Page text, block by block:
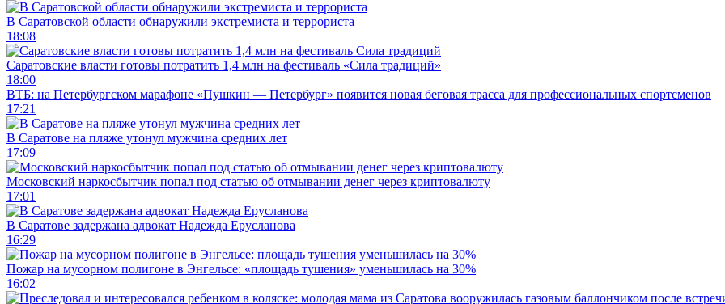
В Саратовской области обнаружили экстремиста и террориста
18:08
Саратовские власти готовы потратить 1,4 млн на фестиваль «Сила традиций»
18:00
ВТБ: на Петербургском марафоне «Пушкин — Петербург» появится новая беговая трасса для профессиональных спортсменов
17:21
В Саратове на пляже утонул мужчина средних лет
17:09
Московский наркосбытчик попал под статью об отмывании денег через криптовалюту
17:01
В Саратове задержана адвокат Надежда Ерусланова
16:29
Пожар на мусорном полигоне в Энгельсе: «площадь тушения» уменьшилась на 30%
16:02